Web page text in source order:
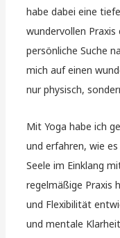
habe dabei eine
wundervollen
persönliche Suche
mich auf einen
nur physisch,
Mit Yoga habe ich
und erfahren, wie
Seele im Einklang
regelmäßige Praxis
und Flexibilität
und mentale